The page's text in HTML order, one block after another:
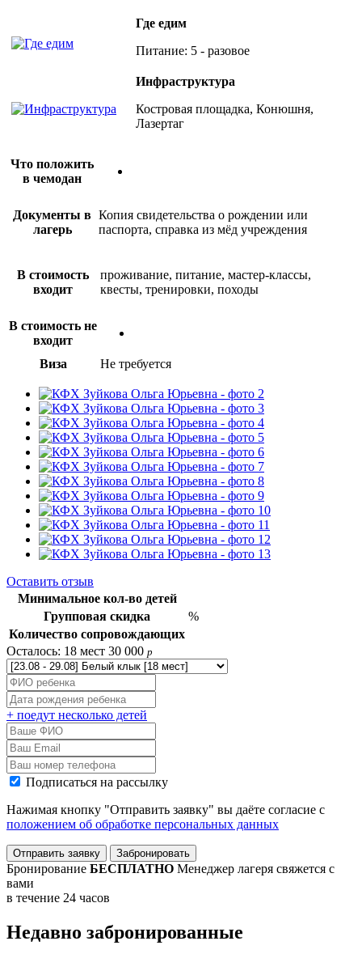
Где едим
Питание: 5 - разовое
Инфраструктура
Костровая площадка, Конюшня,
Лазертаг
Что положить
в чемодан
Документы в
лагерь
Копия свидетельства о рождении или
паспорта, справка из мёд учреждения
В стоимость
входит
проживание, питание, мастер-классы,
квесты, тренировки, походы
В стоимость не
входит
Виза
Не требуется
Оставить отзыв
Минимальное кол-во детей
Групповая скидка
%
Количество сопровождающих
Осталось: 18 мест 30 000 p
+ поедут несколько детей
Подписаться на рассылку
Нажимая кнопку "Отправить заявку" вы даёте согласие с
положением об обработке персональных данных
Отправить заявку Забронировать
Бронирование БЕСПЛАТНО Менеджер лагеря свяжется с
вами
в течение 24 часов
Недавно забронированные